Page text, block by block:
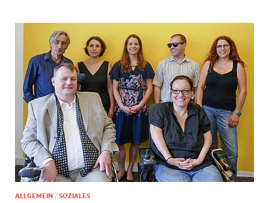
ALLGEMEIN / SOZIALES